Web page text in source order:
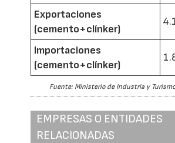
Exportaciones
(cemento+clínker)
Importaciones
(cemento+clínker)
Fuente: Ministerio de Industria y
EMPRESAS O ENTIDADES
RELACIONADAS